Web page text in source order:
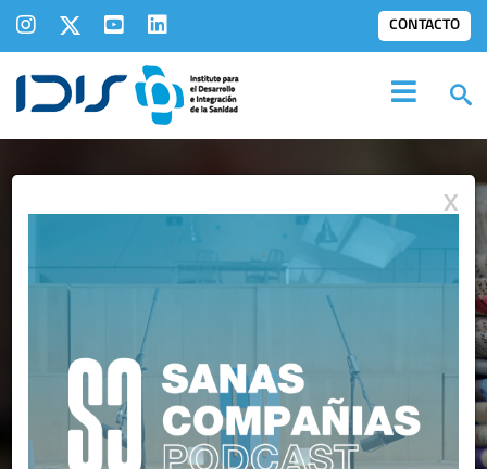
CONTACTO
IDIS EN LOSMEDIOS
X